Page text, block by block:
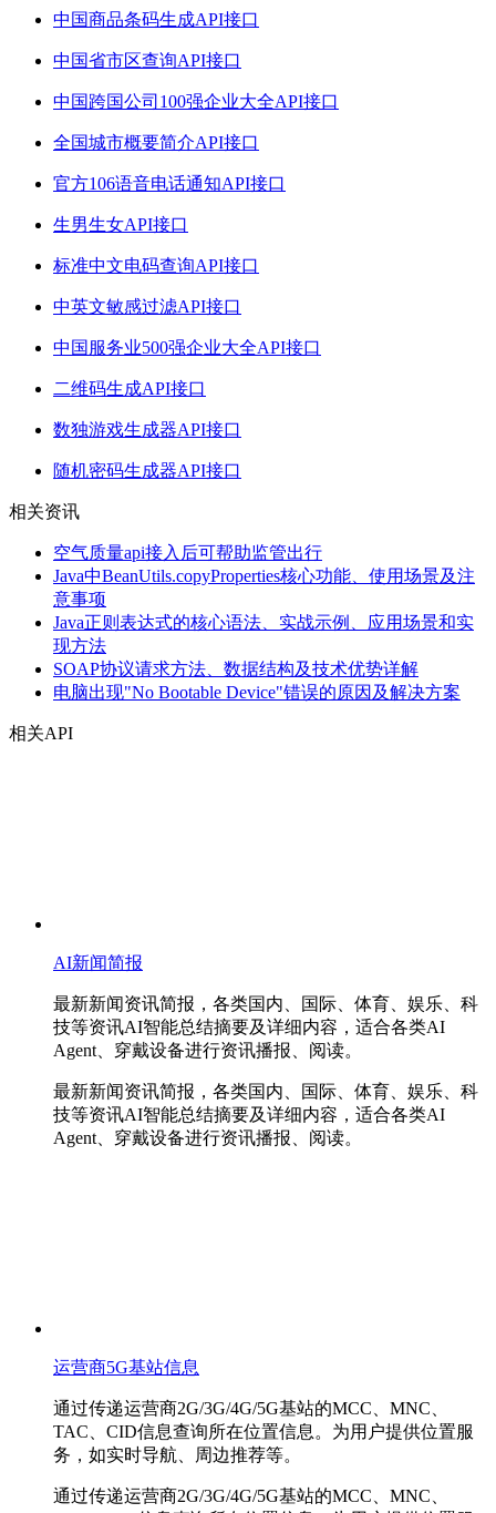
中国商品条码生成API接口
中国省市区查询API接口
中国跨国公司100强企业大全API接口
全国城市概要简介API接口
官方106语音电话通知API接口
生男生女API接口
标准中文电码查询API接口
中英文敏感过滤API接口
中国服务业500强企业大全API接口
二维码生成API接口
数独游戏生成器API接口
随机密码生成器API接口
相关资讯
空气质量api接入后可帮助监管出行
Java中BeanUtils.copyProperties核心功能、使用场景及注
意事项
Java正则表达式的核心语法、实战示例、应用场景和实
现方法
SOAP协议请求方法、数据结构及技术优势详解
电脑出现"No Bootable Device"错误的原因及解决方案
相关API
AI新闻简报
最新新闻资讯简报，各类国内、国际、体育、娱乐、科
技等资讯AI智能总结摘要及详细内容，适合各类AI
Agent、穿戴设备进行资讯播报、阅读。
最新新闻资讯简报，各类国内、国际、体育、娱乐、科
技等资讯AI智能总结摘要及详细内容，适合各类AI
Agent、穿戴设备进行资讯播报、阅读。
运营商5G基站信息
通过传递运营商2G/3G/4G/5G基站的MCC、MNC、
TAC、CID信息查询所在位置信息。为用户提供位置服
务，如实时导航、周边推荐等。
通过传递运营商2G/3G/4G/5G基站的MCC、MNC、